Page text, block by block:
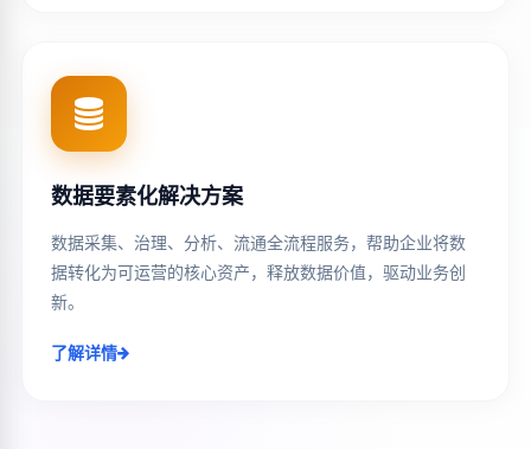
数据要素化解决方案
数据采集、治理、分析、流通全流程服务，帮助企业将数
据转化为可运营的核心资产，释放数据价值，驱动业务创
新。
了解详情